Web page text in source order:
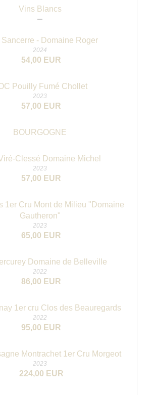
Vins Blancs
- Domaine Roger
2024
54,00 EUR
Pouilly Fumé Chollet
2023
57,00 EUR
BOURGOGNE
Clessé Domaine Michel
2023
57,00 EUR
1er Cru Mont de Milieu "Domaine
Gautheron"
2023
65,00 EUR
Domaine de Belleville
2022
86,00 EUR
1er cru Clos des Beauregards
2022
95,00 EUR
Montrachet 1er Cru Morgeot
2023
224,00 EUR